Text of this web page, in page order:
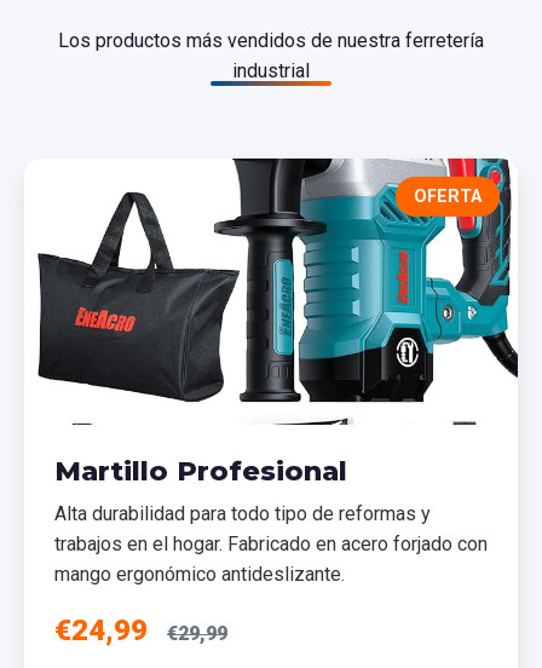
Los productos más vendidos de nuestra ferretería
industrial
OFERTA
Martillo Profesional
Alta durabilidad para todo tipo de reformas y
trabajos en el hogar. Fabricado en acero forjado con
mango ergonómico antideslizante.
€24,99 €29,99